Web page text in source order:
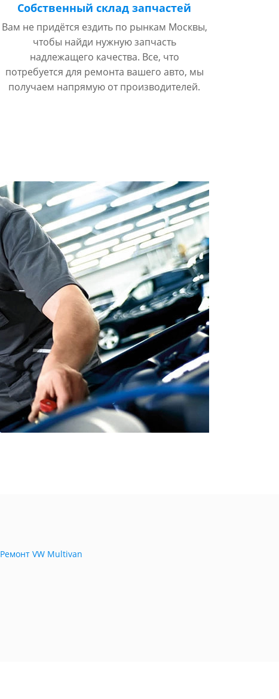
Собственный склад запчастей
Вам не придётся ездить по рынкам Москвы,
чтобы найди нужную запчасть
надлежащего качества. Все, что
потребуется для ремонта вашего авто, мы
получаем напрямую от производителей.
Ремонт VW Multivan